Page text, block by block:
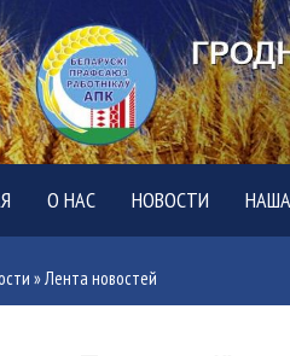
О НАС НОВОСТИ
»Лента новостей